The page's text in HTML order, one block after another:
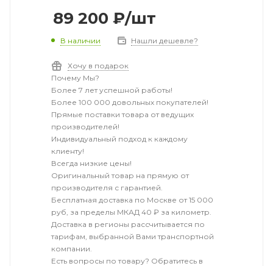
89 200 ₽/шт
В наличии Нашли дешевле?
Хочу в подарок
Почему Мы?
Более 7 лет успешной работы!
Более 100 000 довольных покупателей!
Прямые поставки товара от ведущих
производителей!
Индивидуальный подход к каждому
клиенту!
Всегда низкие цены!
Оригинальный товар на прямую от
производителя с гарантией.
Бесплатная доставка по Москве от 15 000
руб, за пределы МКАД 40 ₽ за километр.
Доставка в регионы рассчитывается по
тарифам, выбранной Вами транспортной
компании.
Есть вопросы по товару? Обратитесь в